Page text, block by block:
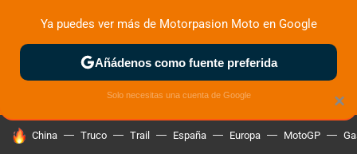
ZONA DE PRUEBAS DEPORTIVAS MOTOS ELÉCTRICAS
HOY SE HABLA DE
China Truco Trail España Europa MotoGP
×
Ya puedes ver más de Motorpasion Moto en Google
Añádenos como fuente preferida
Solo necesitas una cuenta de Google